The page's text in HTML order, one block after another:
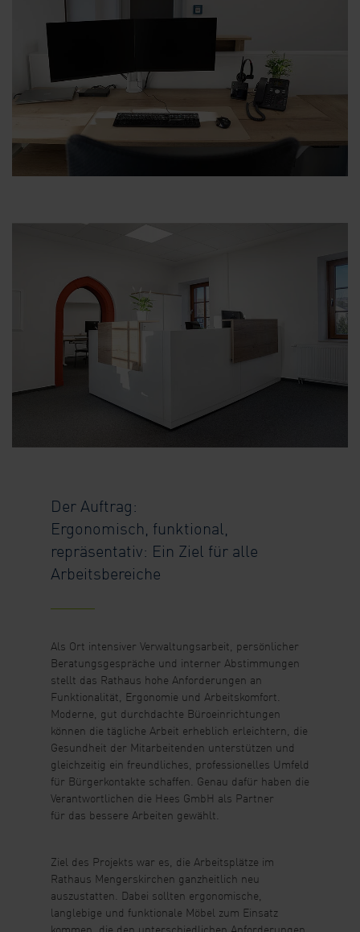
Der Auftrag:
Ergonomisch, funktional,
repräsentativ: Ein Ziel für alle
Arbeitsbereiche
Als Ort intensiver Verwaltungsarbeit, persönlicher
Beratungsgespräche und interner Abstimmungen
stellt das Rathaus hohe Anforderungen an
Funktionalität, Ergonomie und Arbeitskomfort.
Moderne, gut durchdachte Büroeinrichtungen
können die tägliche Arbeit erheblich erleichtern, die
Gesundheit der Mitarbeitenden unterstützen und
gleichzeitig ein freundliches, professionelles Umfeld
für Bürgerkontakte schaffen. Genau dafür haben die
Verantwortlichen die Hees GmbH als Partner
für das bessere Arbeiten gewählt.
Ziel des Projekts war es, die Arbeitsplätze im
Rathaus Mengerskirchen ganzheitlich neu
auszustatten. Dabei sollten ergonomische,
langlebige und funktionale Möbel zum Einsatz
kommen, die den unterschiedlichen Anforderungen